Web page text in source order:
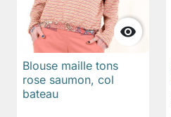

Blouse maille tons
rose saumon, col
bateau